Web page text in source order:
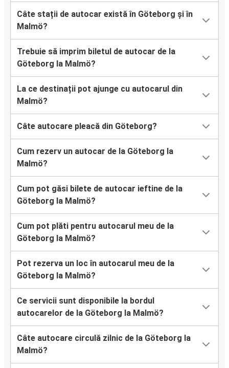
Câte stații de autocar există în Göteborg și în
Malmö?
Trebuie să imprim biletul de autocar de la
Göteborg la Malmö?
La ce destinații pot ajunge cu autocarul din
Malmö?
Câte autocare pleacă din Göteborg?
Cum rezerv un autocar de la Göteborg la
Malmö?
Cum pot găsi bilete de autocar ieftine de la
Göteborg la Malmö?
Cum pot plăti pentru autocarul meu de la
Göteborg la Malmö?
Pot rezerva un loc în autocarul meu de la
Göteborg la Malmö?
Ce servicii sunt disponibile la bordul
autocarelor de la Göteborg la Malmö?
Câte autocare circulă zilnic de la Göteborg la
Malmö?